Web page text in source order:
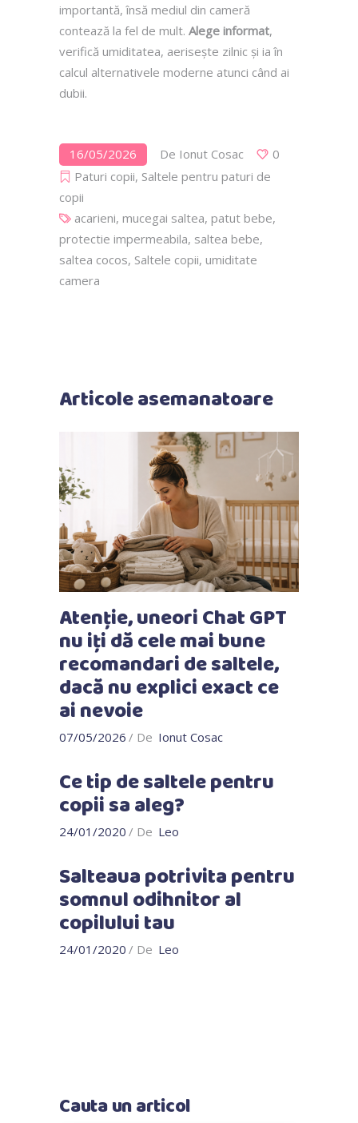
importantă, însă mediul din cameră
contează la fel de mult. Alege informat,
verifică umiditatea, aerisește zilnic și ia în
calcul alternativele moderne atunci când ai
dubii.
16/05/2026 De Ionut Cosac
0
Paturi copii, Saltele pentru paturi de
copii
acarieni, mucegai saltea, patut bebe,
protectie impermeabila, saltea bebe,
saltea cocos, Saltele copii, umiditate
camera
Articole asemanatoare
Atenție, uneori Chat GPT
nu iți dă cele mai bune
recomandari de saltele,
dacă nu explici exact ce
ai nevoie
07/05/2026 De Ionut Cosac
Ce tip de saltele pentru
copii sa aleg?
24/01/2020 De Leo
Salteaua potrivita pentru
somnul odihnitor al
copilului tau
24/01/2020 De Leo
Cauta un articol